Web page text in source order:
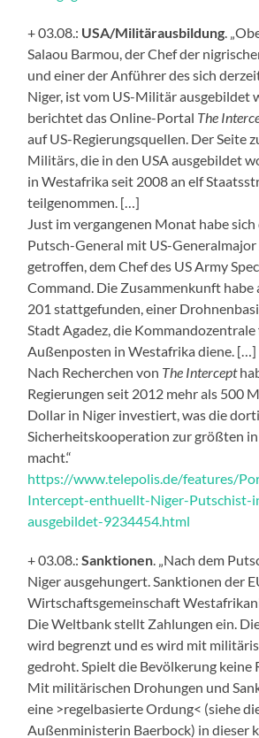
+ 03.08.: USA/Militärausbildung .
Salaou Barmou, der Chef der
und einer der Anführer des sich
Niger, ist vom US-Militär ausgebildet
berichtet das Online-Portal The
auf US-Regierungsquellen. Der Seite
Militärs, die in den USA ausgebildet
in Westafrika seit 2008 an elf
teilgenommen. […]
Just im vergangenen Monat habe
Putsch-General mit US-
getroffen, dem Chef des US Army
Command. Die Zusammenkunft habe
201 stattgefunden, einer
Stadt Agadez, die Kommandozentrale
Außenposten in Westafrika diene. […]
Nach Recherchen von The Intercept
Regierungen seit 2012 mehr als 500
Dollar in Niger investiert, was die
Sicherheitskooperation zur größten
macht.“
https://www.telepolis.de/features/
Intercept-enthuellt-Niger-Putschist-
ausgebildet-9234454.html
+ 03.08.:Sanktionen . „Nach dem
Niger ausgehungert. Sanktionen der
Wirtschaftsgemeinschaft
Die Weltbank stellt Zahlungen ein.
wird begrenzt und es wird mit
gedroht. Spielt die Bevölkerung keine
Mit militärischen Drohungen und
eine >regelbasierte Ordung< (siehe
Außenministerin Baerbock) in dieser